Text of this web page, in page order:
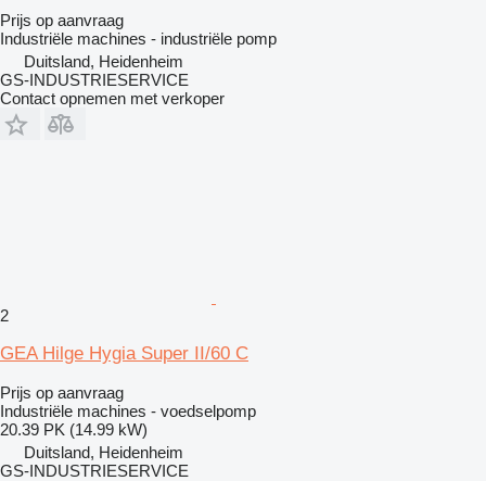
Prijs op aanvraag
Industriële machines - industriële pomp
Duitsland, Heidenheim
GS-INDUSTRIESERVICE
Contact opnemen met verkoper
2
GEA Hilge Hygia Super II/60 C
Prijs op aanvraag
Industriële machines - voedselpomp
20.39 PK (14.99 kW)
Duitsland, Heidenheim
GS-INDUSTRIESERVICE